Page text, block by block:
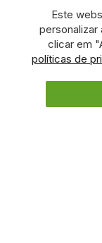
Este
personalizar
clicar em
políticas de